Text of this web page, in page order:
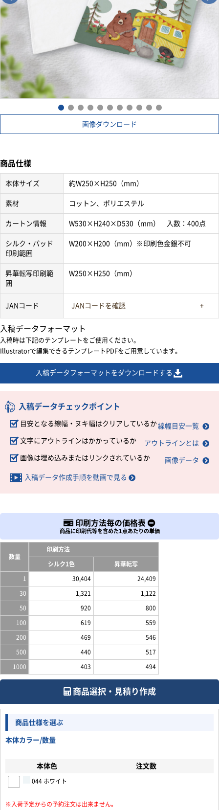
画像ダウンロード
商品仕様
本体サイズ 約W250×H250（mm）
素材 コットン、ポリエステル
カートン情報 W530×H240×D530（mm） 入数：400点
シルク・パッド
印刷範囲
W200×H200（mm）※印刷色金銀不可
昇華転写印刷範
囲
W250×H250（mm）
JANコード JANコードを確認
入稿データフォーマット
入稿時は下記のテンプレートをご使用ください。
Illustratorで編集できるテンプレートPDFをご用意しています。
入稿データフォーマットをダウンロードする
入稿データチェックポイント
目安となる線幅・ヌキ幅はクリアしているか線幅目安一覧
文字にアウトラインはかかっているか アウトラインとは
画像は埋め込みまたはリンクされているか 画像データ
入稿データ作成手順を動画で見る
印刷方法毎の価格表
商品に印刷代等を含めた1点あたりの単価
数量
印刷方法
シルク1色 昇華転写
1 30,404 24,409
30 1,321 1,122
50 920 800
100 619 559
200 469 546
500 440 517
1000 403 494
商品選択・見積り作成
商品仕様を選ぶ
本体カラー/数量
本体色 注文数
044 ホワイト
※入荷予定からの予約注文は出来ません。